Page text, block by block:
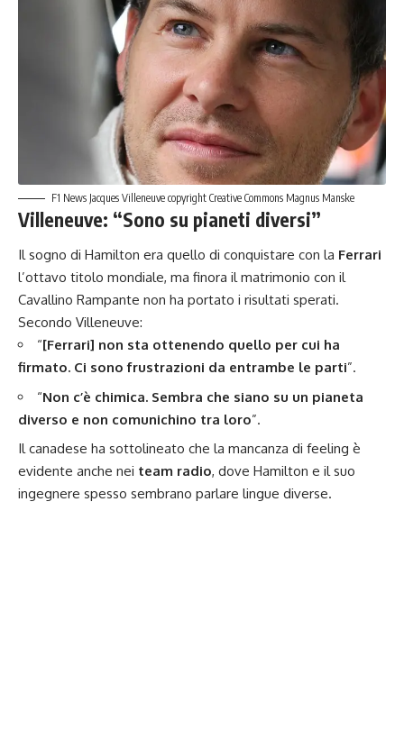
F1 News Jacques Villeneuve copyright Creative Commons Magnus Manske
Villeneuve: “Sono su pianeti diversi”
Il sogno di Hamilton era quello di conquistare con la Ferrari
l’ottavo titolo mondiale, ma finora il matrimonio con il
Cavallino Rampante non ha portato i risultati sperati.
Secondo Villeneuve:
“[Ferrari] non sta ottenendo quello per cui ha
firmato. Ci sono frustrazioni da entrambe le parti”.
“Non c’è chimica. Sembra che siano su un pianeta
diverso e non comunichino tra loro”.
Il canadese ha sottolineato che la mancanza di feeling è
evidente anche nei team radio, dove Hamilton e il suo
ingegnere spesso sembrano parlare lingue diverse.